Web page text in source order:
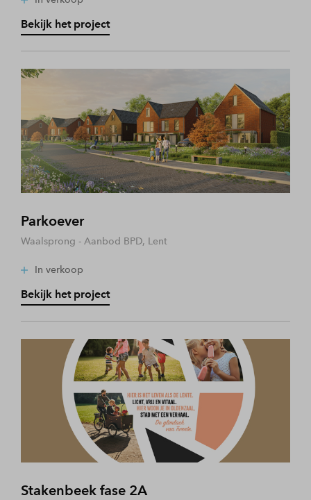
Bekijk het project
Parkoever
Waalsprong - Aanbod BPD, Lent
In verkoop
Bekijk het project
Stakenbeek fase 2A